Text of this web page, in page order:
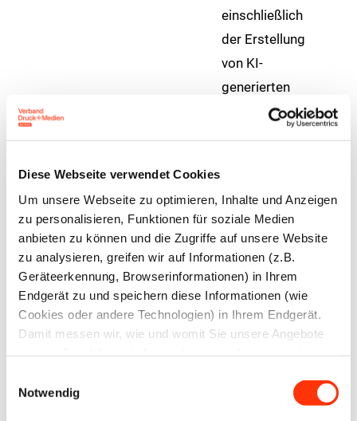
Diese Webseite verwendet Cookies
Um unsere Webseite zu optimieren, Inhalte und Anzeigen
zu personalisieren, Funktionen für soziale Medien
anbieten zu können und die Zugriffe auf unsere Website
zu analysieren, greifen wir auf Informationen (z.B.
Geräteerkennung, Browserinformationen) in Ihrem
Endgerät zu und speichern diese Informationen (wie
Cookies oder andere Technologien) in Ihrem Endgerät.
Damit messen wir, wie und womit Sie unsere Angebote
Werbung und Analysen weiter. Ihre Daten können mit
mehreren ausgewählten Partnern geteilt werden, die sich
Notwendig
einschließlich
der Erstellung
von KI-
generierten
Bildern für
17:30 Uhr
Brauereiführung
Maisel‘s Bier-
Erlebniswelt mit
feiner Bierverkostung